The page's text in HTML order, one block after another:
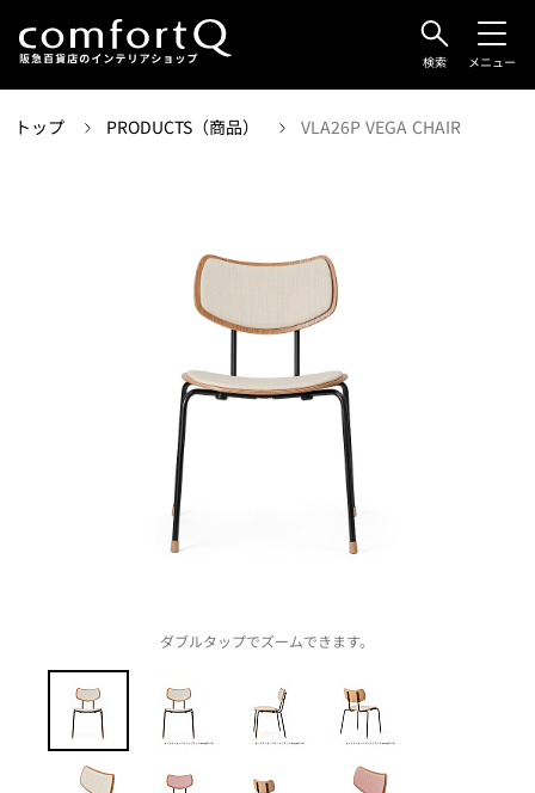
検索 メニュー
トップ PRODUCTS（商品） VLA26P VEGA CHAIR
ダブルタップでズームできます。